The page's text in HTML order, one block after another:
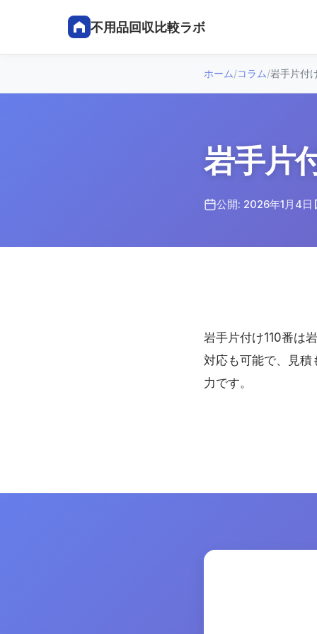
不用品回収比較ラボ
ホーム/コラム/岩手片付
岩手片
公開: 2026年1月4日
岩手片付け110番は
対応も可能で、見積
力です。